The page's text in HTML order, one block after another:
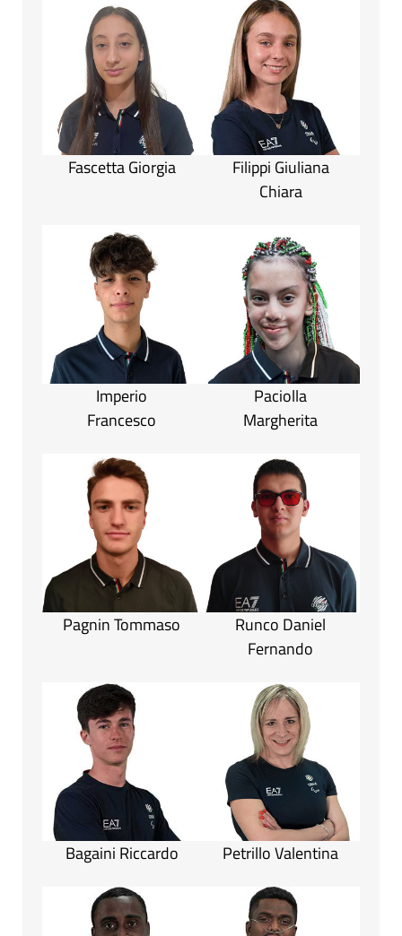
Fascetta Giorgia
Filippi Giuliana
Chiara
Imperio
Francesco
Paciolla
Margherita
Pagnin Tommaso
Runco Daniel
Fernando
Bagaini Riccardo Petrillo Valentina